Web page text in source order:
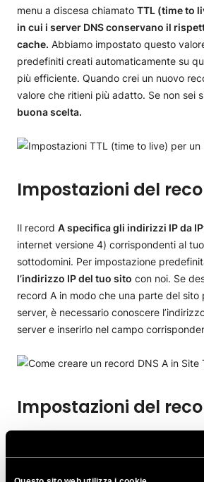
menu a discesa chiamato TTL (time to
in cui i server DNS conservano il
cache. Abbiamo impostato questo
predefiniti creati automaticamente su
più efficiente. Quando crei un nuovo
valore che ritieni più adatto. Se non sei
buona scelta.
Impostazioni del
Il record A specifica gli indirizzi IP da
internet versione 4) corrispondenti al
sottodomini. Per impostazione
l’indirizzo IP del tuo sito con noi. Se
record A in modo che una parte del sito
server, è necessario conoscere
server e inserirlo nel campo
Impostazioni del
internet versione 6) corrispondenti al
sottodomini. Se desideri aggiungere o